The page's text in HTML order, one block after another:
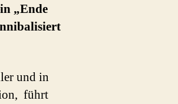
„Ende
und in
führt